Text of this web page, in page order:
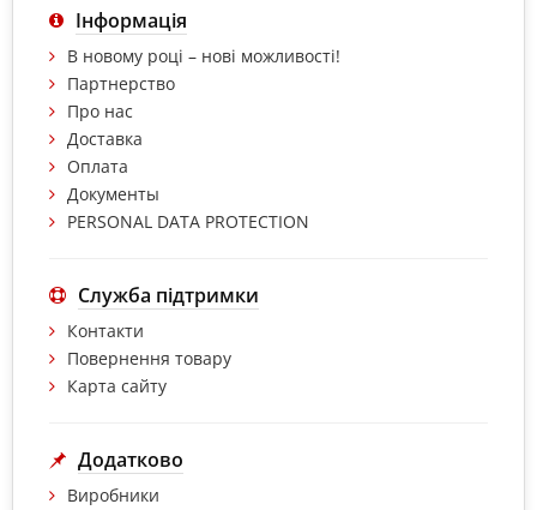
Інформація
В новому році – нові можливості!
Партнерство
Про нас
Доставка
Оплата
Документы
PERSONAL DATA PROTECTION
Служба підтримки
Контакти
Повернення товару
Карта сайту
Додатково
Виробники